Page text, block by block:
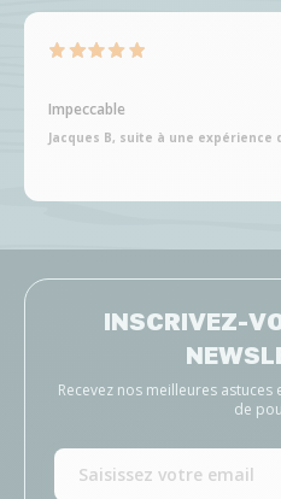
Impeccable
Jacques B, suite à une expérience
INSCRIVEZ-
Recevez nos meilleures
de